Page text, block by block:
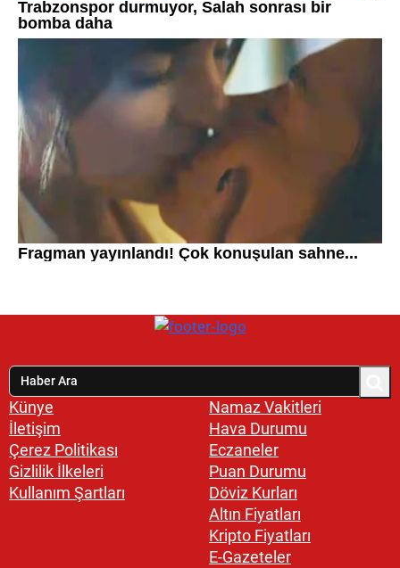
Künye
İletişim
Çerez Politikası
Gizlilik İlkeleri
Kullanım Şartları
Namaz Vakitleri
Hava Durumu
Eczaneler
Puan Durumu
Döviz Kurları
Altın Fiyatları
Kripto Fiyatları
E-Gazeteler